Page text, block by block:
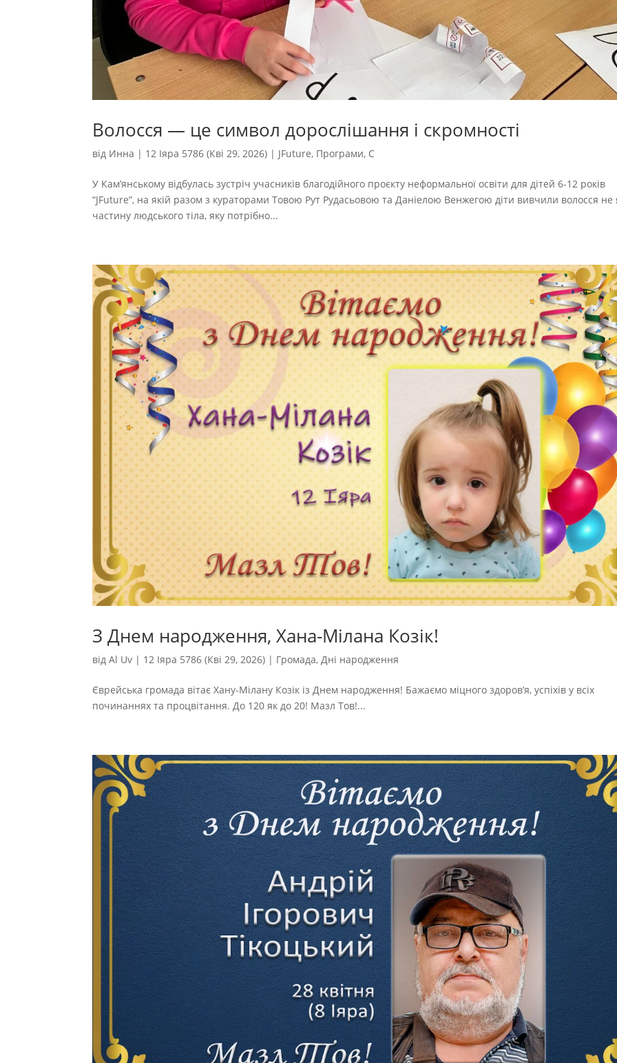
Волосся — це символ дорослішання і скромності
від Инна | 12 Іяра 5786 (Кві 29, 2026) | JFuture, Програми, С
У Кам’янському відбулась зустріч учасників благодійного проєкту неформальної освіти для дітей 6-12 років
“JFuture”, на якій разом з кураторами Товою Рут Рудасьовою та Даніелою Венжегою діти вивчили волосся не
частину людського тіла, яку потрібно...
З Днем народження, Хана-Мілана Козік!
відAl Uv | 12 Іяра 5786 (Кві 29, 2026) | Громада, Дні народження
Єврейська громада вітає Хану-Мілану Козік із Днем народження! Бажаємо міцного здоров’я, успіхів у всіх
починаннях та процвітання. До 120 як до 20! Мазл Тов!...